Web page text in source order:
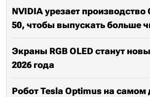
NVIDIA урезает производство
50, чтобы выпускать больше
Экраны RGB OLED станут
2026 года
Робот Tesla Optimus на самом